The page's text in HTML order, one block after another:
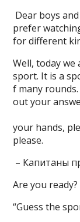
Dear boys
prefer
for different
Well, today
sport. It is a
f many
out your
your hands,
please.
– Капитаны
Are you ready?
“Guess the